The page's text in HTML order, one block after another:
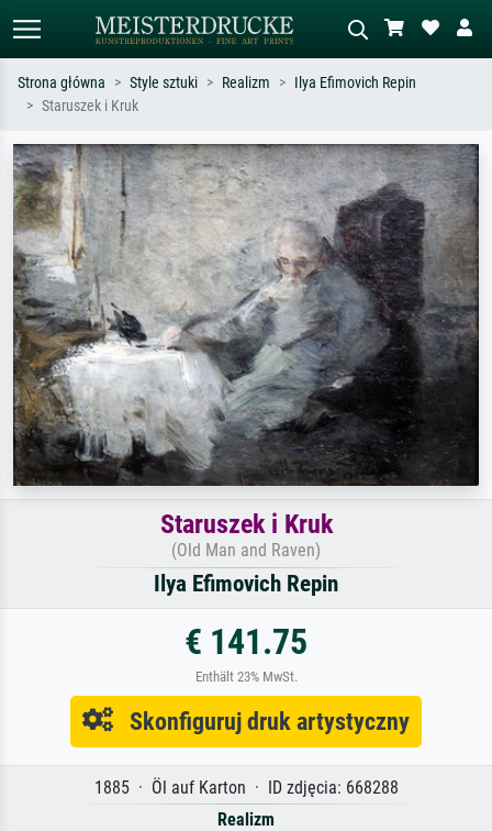
Szukaj wg artysty, tytułu lub stylu – np.
Monet, Gwiaździsta noc,
impresjonizm, fala Hokusaia, akt.
Opisz scenę – np. zielona łąka,
abstrakcja z czerwienią, ciemny olej,
stojący akt obok drzewa.
Strona główna Style sztuki Realizm
Ilya Efimovich Repin
Staruszek i Kruk
Staruszek i Kruk
(Old Man and Raven)
Ilya Efimovich Repin
€ 141.75
Enthält 23% MwSt.
Skonfiguruj druk artystyczny
1885 · Öl auf Karton · ID zdjęcia: 668288
Realizm